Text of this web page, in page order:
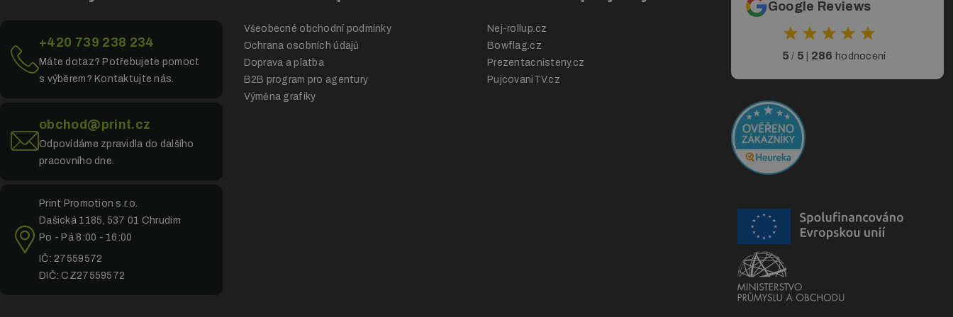
+420 739 238 234
Máte dotaz? Potřebujete pomoct
s výběrem? Kontaktujte nás.
obchod@print.cz
Odpovídáme zpravidla do dalšího
pracovního dne.
Print Promotion s.r.o.
Dašická 1185, 537 01 Chrudim
Po - Pá 8:00 - 16:00
IČ: 27559572
DIČ: CZ27559572
Všeobecné obchodní podmínky
Ochrana osobních údajů
Doprava a platba
B2B program pro agentury
Výměna grafiky
Nej-rollup.cz
Bowflag.cz
Prezentacnisteny.cz
PujcovaniTV.cz
Google Reviews
5 / 5 286 hodnocení